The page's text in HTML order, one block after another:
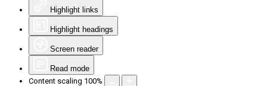
Highlight links
Highlight headings
Screen reader
Read mode
Content scaling 100%